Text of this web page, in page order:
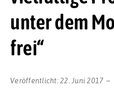
unter dem
frei“
Veröffentlicht:22. Juni 2017